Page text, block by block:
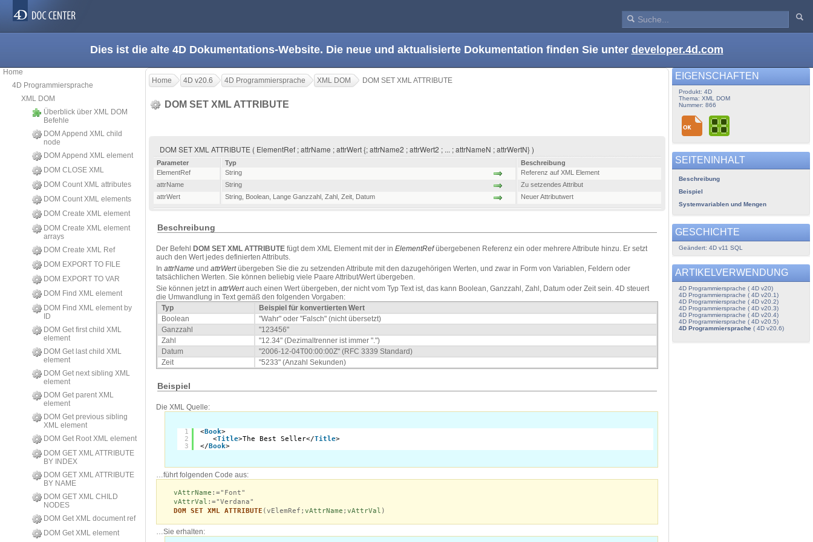
Dies ist die alte 4D Dokumentations-Website. Die neue und aktualisierte Dokumentation finden Sie unter developer.4d.com
Home
4D Programmiersprache
XML DOM
Überblick über XML DOM
Befehle
DOM Append XML child
node
DOM Append XML element
DOM CLOSE XML
DOM Count XML attributes
DOM Count XML elements
DOM Create XML element
DOM Create XML element
arrays
DOM Create XML Ref
DOM EXPORT TO FILE
DOM EXPORT TO VAR
DOM Find XML element
DOM Find XML element by
ID
DOM Get first child XML
element
DOM Get last child XML
element
DOM Get next sibling XML
element
DOM Get parent XML
element
DOM Get previous sibling
XML element
DOM Get Root XML element
DOM GET XML ATTRIBUTE
BY INDEX
DOM GET XML ATTRIBUTE
BY NAME
DOM GET XML CHILD
NODES
DOM Get XML document ref
DOM Get XML element
Home 4D v20.6 4D Programmiersprache XML DOM DOM SET XML ATTRIBUTE
DOM SET XML ATTRIBUTE
DOM SET XML ATTRIBUTE ( ElementRef ; attrName ; attrWert {; attrName2 ; attrWert2 ; ... ; attrNameN ; attrWertN} )
Parameter Typ
Beschreibung
ElementRef
String
Referenz auf XML Element
attrName
String
Zu setzendes Attribut
attrWert
String Boolean Lange Ganzzahl Zahl Zeit Datum Neuer Attributwert
Beschreibung
Der Befehl DOM SET XML ATTRIBUTE fügt dem XML Element mit der in ElementRefübergebenen Referenz ein oder mehrere Attribute hinzu. Er setzt
auch den Wert jedes definierten Attributs.
In attrName und attrWertübergeben Sie die zu setzenden Attribute mit den dazugehörigen Werten, und zwar in Form von Variablen, Feldern oder
tatsächlichen Werten. Sie können beliebig viele Paare Attribut/Wert übergeben.
Sie können jetzt in attrWertauch einen Wert übergeben, der nicht vom Typ Text ist, das kann Boolean, Ganzzahl, Zahl, Datum oder Zeit sein. 4D steuert
die Umwandlung in Text gemäß den folgenden Vorgaben:
Typ
Beispiel für konvertierten Wert
Boolean
"Wahr" oder "Falsch" (nicht übersetzt)
Ganzzahl
"123456"
Zahl
"12.34" (Dezimaltrenner ist immer ".")
Datum
"2006-12-04T00:00:00Z" (RFC 3339 Standard)
Zeit
"5233" (Anzahl Sekunden)
Beispiel
Die XML Quelle:
1
2
3
<Book>
<Title>The Best Seller</Title>
</ Book>
…führt folgenden Code aus:
vAttrName :="Font"
vAttrVal :="Verdana"
DOM SET XML ATTRIBUTE (vElemRef; vAttrName ; vAttrVal )
…Sie erhalten:
EIGENSCHAFTEN
Produkt: 4D
Thema: XML DOM
Nummer: 866
SEITENINHALT
Beschreibung
Beispiel
Systemvariablen und Mengen
GESCHICHTE
Geändert: 4D v11 SQL
ARTIKELVERWENDUNG
4D Programmiersprache ( 4D v20)
4D Programmiersprache ( 4D v20.1)
4D Programmiersprache ( 4D v20.2)
4D Programmiersprache ( 4D v20.3)
4D Programmiersprache ( 4D v20.4)
4D Programmiersprache ( 4D v20.5)
4D Programmiersprache( 4D v20.6)